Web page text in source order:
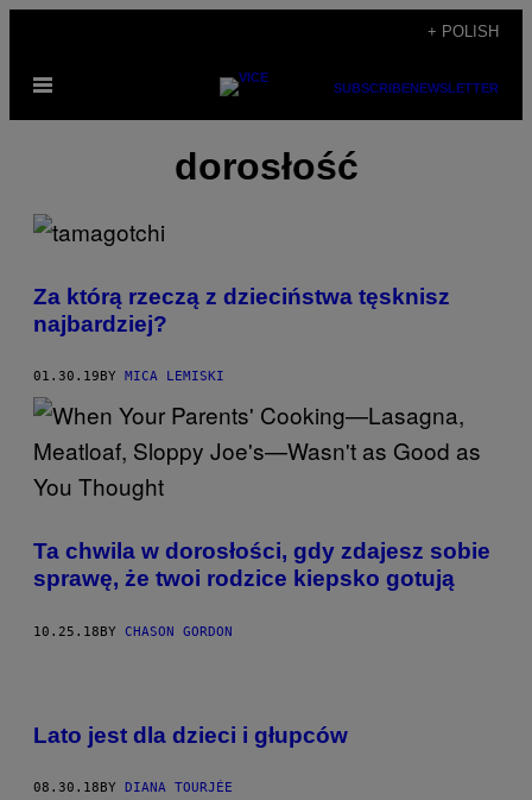
content
+ POLISH
Open
SUBSCRIBENEWSLETTER
dorosłość
Za którą rzeczą z dzieciństwa tęsknisz
najbardziej?
01.30.19 BY MICA LEMISKI
Ta chwila w dorosłości, gdy zdajesz sobie
sprawę, że twoi rodzice kiepsko gotują
10.25.18BY CHASON GORDON
Lato jest dla dzieci i głupców
08.30.18 BY DIANA TOURJÉE